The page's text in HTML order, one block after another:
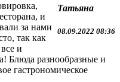
Татьяна
08.09.2022 08:36
и
за нами
так как
и
Блюда разнообразные и
гастрономическое